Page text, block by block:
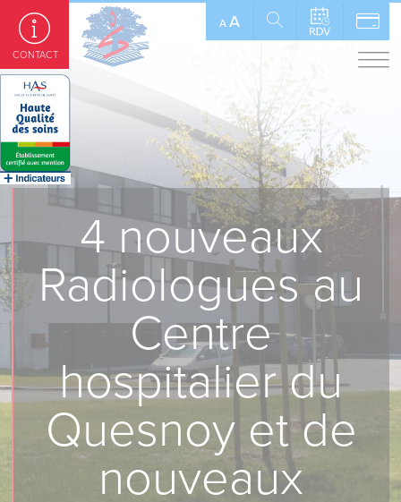
A A
4 nouveaux
Radiologues au
Centre
hospitalier du
Quesnoy et de
nouveaux
CONTACT
Panneau de gestion des cookies